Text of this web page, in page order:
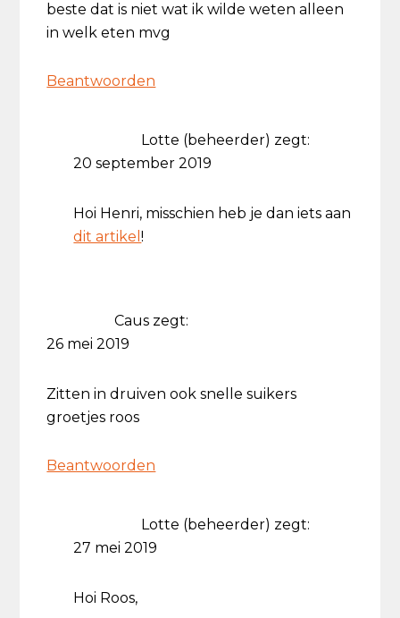
beste dat is niet wat ik wilde weten alleen
in welk eten mvg
Beantwoorden
Lotte (beheerder) zegt:
20 september 2019
Hoi Henri, misschien heb je dan iets aan
dit artikel!
Caus zegt:
26 mei 2019
Zitten in druiven ook snelle suikers
groetjes roos
Beantwoorden
Lotte (beheerder) zegt:
27 mei 2019
Hoi Roos,